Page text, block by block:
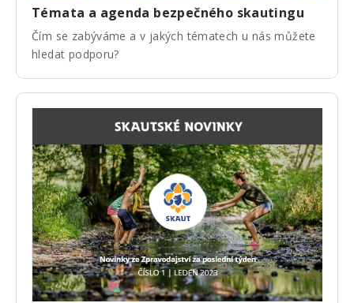
Témata a agenda bezpečného skautingu
Čím se zabýváme a v jakých tématech u nás můžete
hledat podporu?